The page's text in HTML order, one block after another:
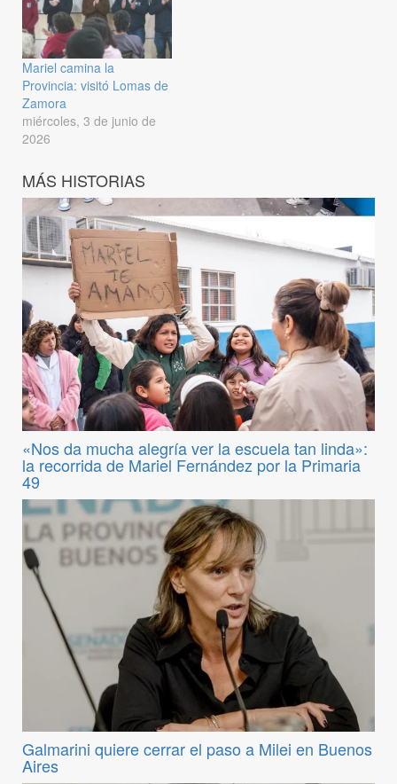
Mariel camina la
Provincia: visitó Lomas de
Zamora
miércoles, 3 de junio de
2026
MÁS HISTORIAS
«Nos da mucha alegría ver la escuela tan linda»:
la recorrida de Mariel Fernández por la Primaria
49
Galmarini quiere cerrar el paso a Milei en Buenos
Aires